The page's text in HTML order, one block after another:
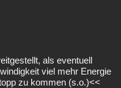
als eventuell
viel mehr Energie
zu kommen (s.o.)<<